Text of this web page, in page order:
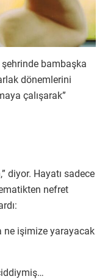
şehrinde bambaşka
dönemlerini
çalışarak”
diyor. Hayatı sadece
nefret
ne işimize yarayacak